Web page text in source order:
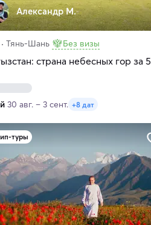
Александр М.
Тянь-Шань Без визы
страна небесных гор за 5
30 авг. – 3 сент. +8 дат
туры